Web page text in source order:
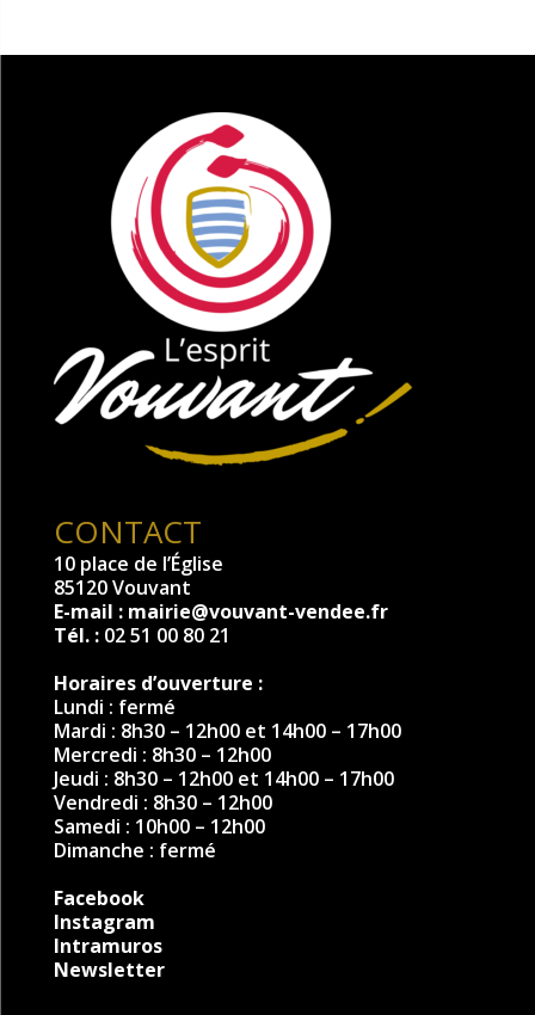
CONTACT
10 place de l’Église
85120 Vouvant
E-mail : mairie@vouvant-vendee.fr
Tél. : 02 51 00 80 21
Horaires d’ouverture :
Lundi : fermé
Mardi : 8h30 – 12h00 et 14h00 – 17h00
Mercredi : 8h30 – 12h00
Jeudi : 8h30 – 12h00 et 14h00 – 17h00
Vendredi : 8h30 – 12h00
Samedi : 10h00 – 12h00
Dimanche : fermé
Facebook
Instagram
Intramuros
Newsletter